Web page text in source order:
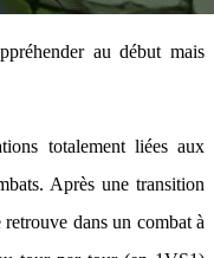
au début mais
totalement liées aux
Après une transition
dans un combat à